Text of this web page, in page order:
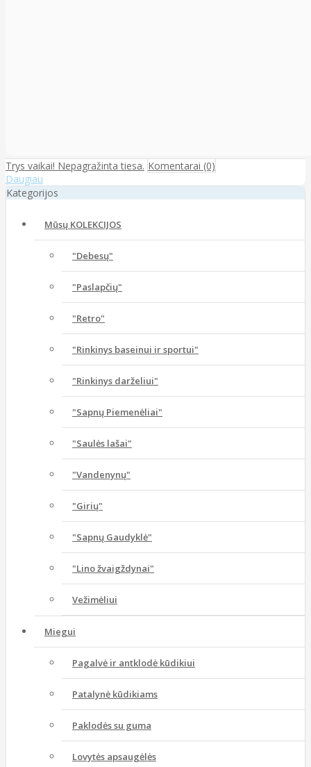
Trys vaikai! Nepagražinta tiesa. Komentarai (0)
Daugiau
Kategorijos
Mūsų KOLEKCIJOS
"Debesų"
"Paslapčių"
"Retro"
"Rinkinys baseinui ir sportui"
"Rinkinys darželiui"
"Sapnų Piemenėliai"
"Saulės lašai"
"Vandenynų"
"Girių"
"Sapnų Gaudyklė"
"Lino žvaigždynai"
Vežimėliui
Miegui
Pagalvė ir antklodė kūdikiui
Patalynė kūdikiams
Paklodės su guma
Lovytės apsaugėlės